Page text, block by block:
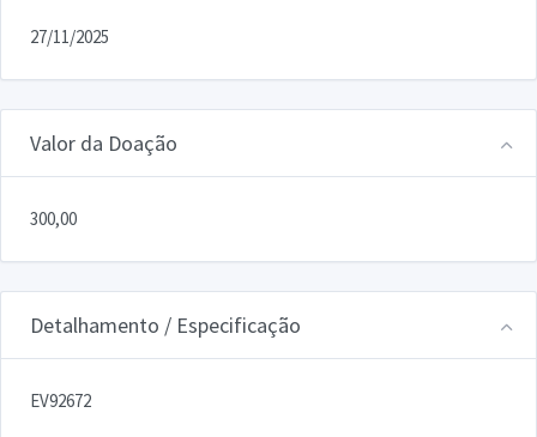
27/11/2025
Valor da Doação
300,00
Detalhamento / Especificação
EV92672